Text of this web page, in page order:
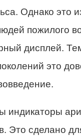
Однако это
пожилого
дисплей.
это
индикаторы
Это сделано